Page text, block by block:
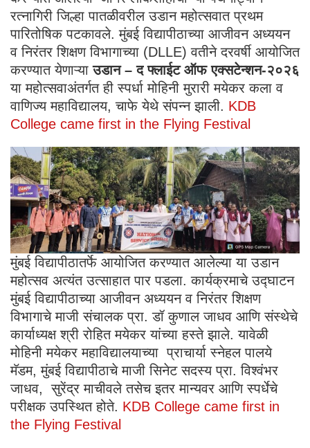
रत्नागिरी जिल्हा पातळीवरील उडान महोत्सवात प्रथम
पारितोषिक पटकावले. मुंबई विद्यापीठाच्या आजीवन अध्ययन
व निरंतर शिक्षण विभागाच्या (DLLE) वतीने दरवर्षी आयोजित
करण्यात येणाऱ्याउडान – द फ्लाईट ऑफ एक्सटेन्शन-२०२६
या महोत्सवाअंतर्गत ही स्पर्धा मोहिनी मुरारी मयेकर कला व
वाणिज्य महाविद्यालय, चाफे येथे संपन्न झाली. KDB
College came first in the Flying Festival
मुंबई विद्यापीठातर्फे आयोजित करण्यात आलेल्या या उडान
महोत्सव अत्यंत उत्साहात पार पडला. कार्यक्रमाचे उद्घाटन
मुंबई विद्यापीठाच्या आजीवन अध्ययन व निरंतर शिक्षण
विभागाचे माजी संचालक प्रा. डॉ कुणाल जाधव आणि संस्थेचे
कार्याध्यक्ष श्री रोहित मयेकर यांच्या हस्ते झाले. यावेळी
मोहिनी मयेकर महाविद्यालयाच्या प्राचार्या स्नेहल पालये
मॅडम, मुंबई विद्यापीठाचे माजी सिनेट सदस्य प्रा. विश्वंभर
जाधव, सुरेंद्र माचीवले तसेच इतर मान्यवर आणि स्पर्धेचे
परीक्षक उपस्थित होते. KDB College came first in
the Flying Festival